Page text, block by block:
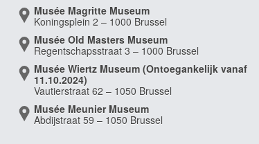
Musée Magritte Museum
Koningsplein 2 – 1000 Brussel
Musée Old Masters Museum
Regentschapsstraat 3 – 1000 Brussel
Musée Wiertz Museum (Ontoegankelijk vanaf
11.10.2024)
Vautierstraat 62 – 1050 Brussel
Musée Meunier Museum
Abdijstraat 59 – 1050 Brussel